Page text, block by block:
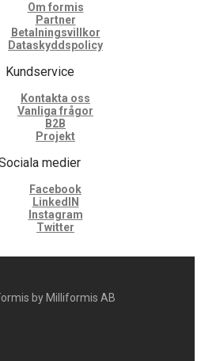
Om formis
Partner
Betalningsvillkor
Dataskyddspolicy
Kundservice
Kontakta oss
Vanliga frågor
B2B
Projekt
medier
Facebook
LinkedIN
Instagram
Twitter
by Milliformis AB